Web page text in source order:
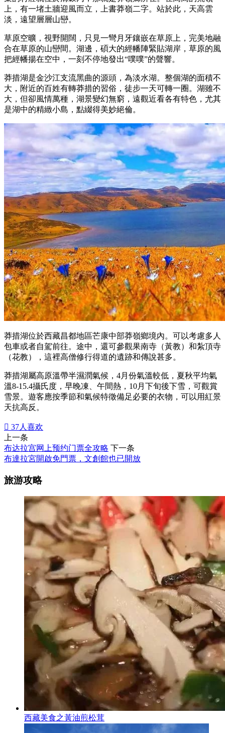
上，有一堵土牆迎風而立，上書莽嶺二字。站於此，天高雲
淡，遠望層層山巒。
草原空曠，視野開闊，只見一彎月牙鑲嵌在草原上，完美地融
合在草原的山巒間。湖邊，碩大的經幡陣緊貼湖岸，草原的風
把經幡揚在空中，一刻不停地發出“噗噗”的聲響。
莽措湖是金沙江支流黑曲的源頭，為淡水湖。整個湖的面積不
大，附近的百姓有轉莽措的習俗，徒步一天可轉一圈。湖雖不
大，但卻風情萬種，湖景變幻無窮，遠觀近看各有特色，尤其
是湖中的精緻小島，點綴得美妙絕倫。
莽措湖位於西藏昌都地區芒康中部莽嶺鄉境內。可以考慮多人
包車或者自駕前往。途中，還可參觀果南寺（黃教）和紮頂寺
（花教），這裡高僧修行得道的遺跡和傳說甚多。
莽措湖屬高原溫帶半濕潤氣候，4月份氣溫較低，夏秋平均氣
溫8-15.4攝氏度，早晚凍、午間熱，10月下旬後下雪，可觀賞
雪景。遊客應按季節和氣候特徵備足必要的衣物，可以用紅景
天抗高反。
 37人喜欢
上一条
布达拉宫网上预约门票全攻略 下一条
布達拉宮開啟免門票，文創館也已開放
旅游攻略
西藏美食之黃油煎松茸